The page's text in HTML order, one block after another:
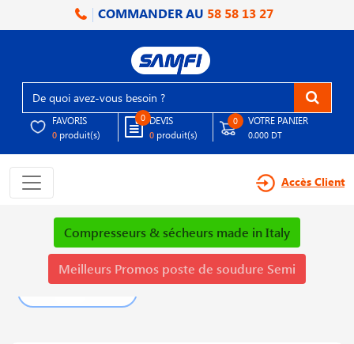
COMMANDER AU 58 58 13 27
FAVORIS
0 produit(s)
0 DEVIS
0 produit(s)
0 VOTRE PANIER
0.000 DT
Accès Client
Compresseurs & sécheurs made in Italy
Meilleurs Promos poste de soudure Semi